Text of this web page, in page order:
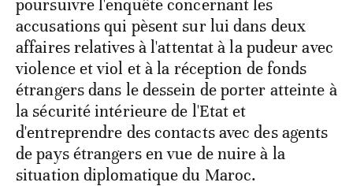
poursuivre l'enquête concernant les
accusations qui pèsent sur lui dans deux
affaires relatives à l'attentat à la pudeur avec
violence et viol et à la réception de fonds
étrangers dans le dessein de porter atteinte à
la sécurité intérieure de l'Etat et
d'entreprendre des contacts avec des agents
de pays étrangers en vue de nuire à la
situation diplomatique du Maroc.